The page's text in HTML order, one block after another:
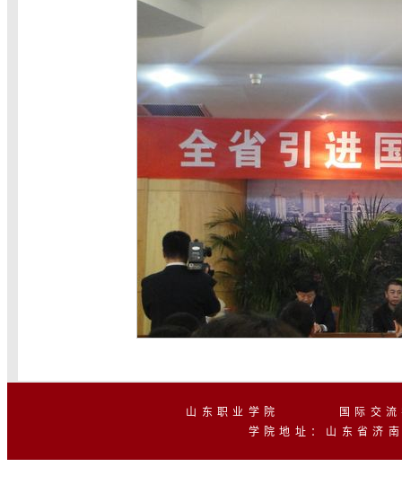
山东职业学院 国际交流学
学院地址：山东省济